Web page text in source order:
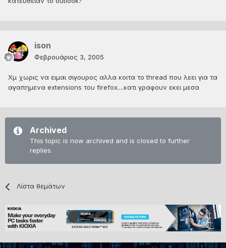
ison
Φεβρουάριος 3, 2005
Χμ χωρις να ειμαι σιγουρος αλλα κοιτα το thread που λεει για τα
αγαπημενα extensions του firefox....κατι γραφουν εκει μεσα
Archived
This topic is now archived and is closed to further
replies.
Λίστα θεμάτων